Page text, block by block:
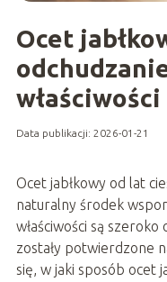
Ocet
właściwości
Data publikacji: 2026-01-21
Ocet jabłkowy od lat
naturalny środek
właściwości są
zostały potwierdzone
się, w jaki sposób ocet